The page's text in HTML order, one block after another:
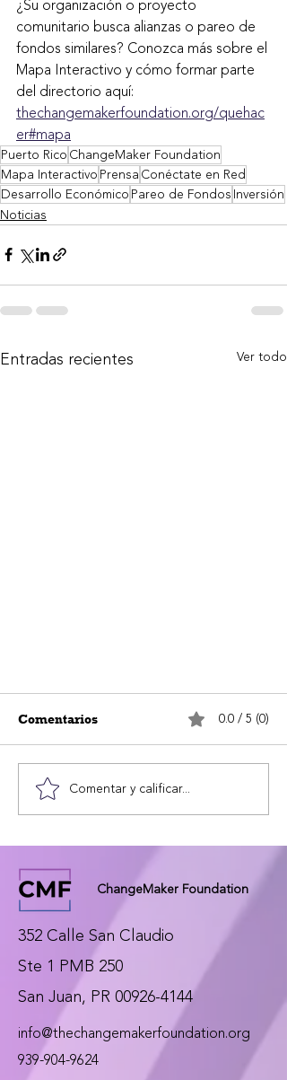
¿Su organización o proyecto
comunitario busca alianzas o pareo de
fondos similares? Conozca más sobre el
Mapa Interactivo y cómo formar parte
del directorio aquí:
thechangemakerfoundation.org/quehac
er#mapa
Puerto RicoChangeMaker Foundation
Mapa InteractivoPrensaConéctate en Red
Desarrollo EconómicoPareo de FondosInversión
Noticias
Entradas recientes Ver todo
Mapa Interactivo de
ChangeMaker Foundation
Comentarios 0.0 / 5 (0)
Comentar y calificar...
ChangeMaker Foundation
352 Calle San Claudio
Ste 1 PMB 250
San Juan, PR 00926-4144
info@thechangemakerfoundation.org
939-904-9624